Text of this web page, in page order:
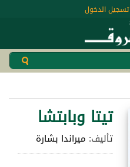
تسجيل الدخول
تيتا وبابتشا
تأليف: ميراندا بشارة